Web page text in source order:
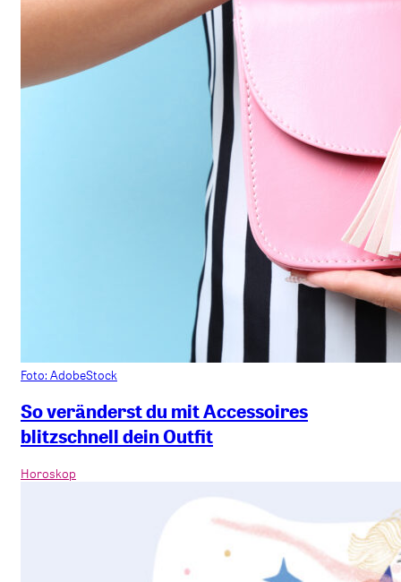
Foto: AdobeStock
So veränderst du mit Accessoires
blitzschnell dein Outfit
Horoskop